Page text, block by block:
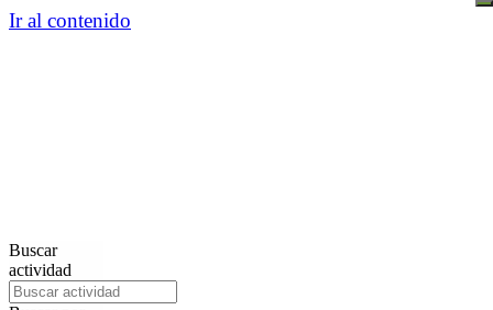
Ir al contenido
Buscar
actividad